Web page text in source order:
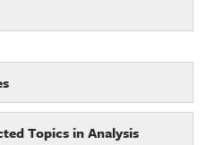
Topics in Analysis